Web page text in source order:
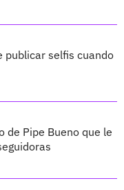
publicar selfis cuando
de Pipe Bueno que le